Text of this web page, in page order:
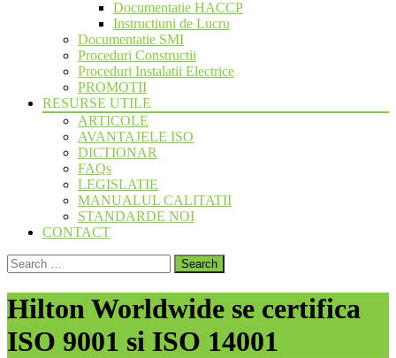
Documentatie HACCP
Instructiuni de Lucru
Documentatie SMI
Proceduri Constructii
Proceduri Instalatii Electrice
PROMOTII
RESURSE UTILE
ARTICOLE
AVANTAJELE ISO
DICTIONAR
FAQs
LEGISLATIE
MANUALUL CALITATII
STANDARDE NOI
CONTACT
Search
for:
Hilton Worldwide se certifica
ISO 9001 si ISO 14001